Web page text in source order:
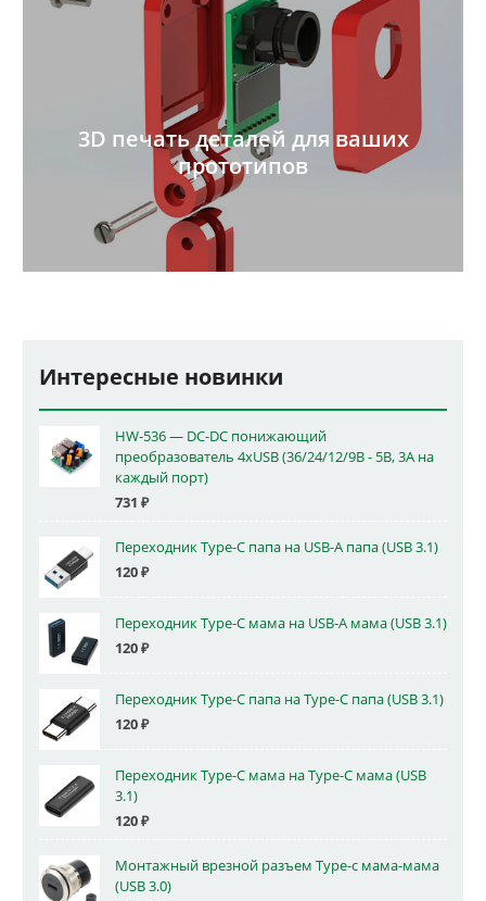
3D печать деталей для ваших
прототипов
Интересные новинки
HW-536 — DC-DC понижающий
преобразователь 4xUSB (36/24/12/9В - 5В, 3А на
каждый порт)
731 ₽
Переходник Type-C папа на USB-A папа (USB 3.1)
120₽
Переходник Type-C мама на USB-A мама (USB 3.1)
120₽
Переходник Type-C папа на Type-C папа (USB 3.1)
120₽
Переходник Type-C мама на Type-C мама (USB
3.1)
120₽
Монтажный врезной разъем Type-c мама-мама
(USB 3.0)